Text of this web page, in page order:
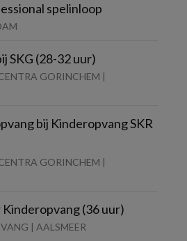
spelinloop
SKG (28-32 uur)
GORINCHEM |
bij Kinderopvang SKR
GORINCHEM |
(36 uur)
| AALSMEER